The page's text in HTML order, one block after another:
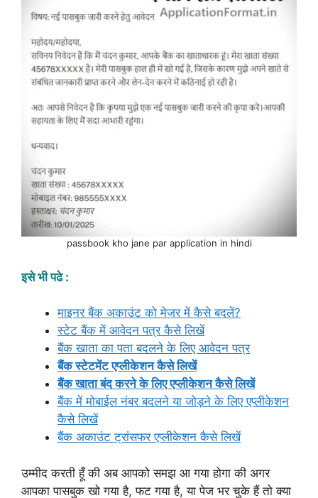
passbook kho jane par application in hindi
इसे भी पढे :
माइनर बैंक अकाउंट को मेजर में कैसे बदलें?
स्टेट बैंक में आवेदन पत्र कैसे लिखें
बैंक खाता का पता बदलने के लिए आवेदन पत्र
बैंक स्टेटमेंट एप्लीकेशन कैसे लिखें
बैंक खाता बंद करने के लिए एप्लीकेशन कैसे लिखें
बैंक में मोबाईल नंबर बदलने या जोड़ने के लिए एप्लीकेशन
कैसे लिखें
बैंक अकाउंट ट्रांसफर एप्लीकेशन कैसे लिखें
उम्मीद करती हूँ की अब आपको समझ आ गया होगा की अगर
आपका पासबुक खो गया है, फट गया है, या पेज भर चुके हैं तो क्या